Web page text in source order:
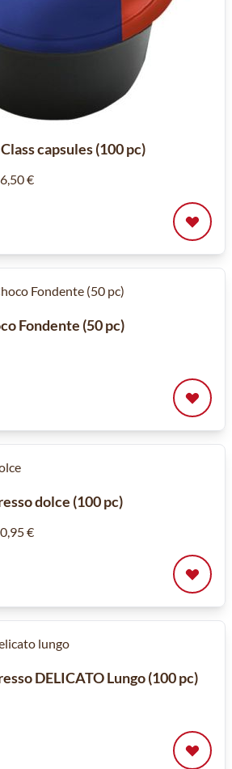
capsules (100 pc)
€
Fondente (50 pc)
dolce (100 pc)
€
DELICATO Lungo (100 pc)